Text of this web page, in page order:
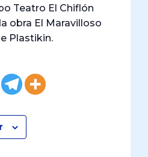
Teatro El Chiflón
obra El Maravilloso
Plastikin.